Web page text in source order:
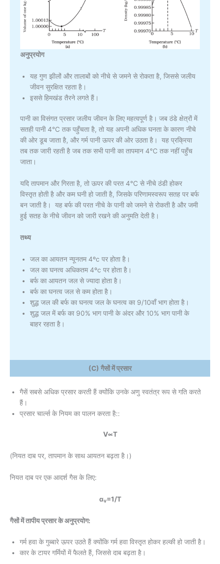
अनुप्रयोग
यह गुण झीलों और तालाबों को नीचे से जमने से रोकता है, जिससे जलीय
जीवन सुरक्षित रहता है।
इससे हिमखंड तैरने लगते हैं।
पानी का विसंगत प्रसार जलीय जीवन के लिए महत्वपूर्ण है। जब ठंडे क्षेत्रों में
सतही पानी 4°C तक पहुँचता है, तो यह अपनी अधिक घनता के कारण नीचे
की ओर डूब जाता है, और गर्म पानी ऊपर की ओर उठता है। यह प्रक्रिया
तब तक जारी रहती है जब तक सभी पानी का तापमान 4°C तक नहीं पहुँच
जाता।
यदि तापमान और गिरता है, तो ऊपर की परत 4°C से नीचे ठंडी होकर
विस्तृत होती है और कम घनी हो जाती है, जिसके परिणामस्वरूप सतह पर बर्फ
बन जाती है। यह बर्फ की परत नीचे के पानी को जमने से रोकती है और जमी
हुई सतह के नीचे जीवन को जारी रखने की अनुमति देती है।
तथ्य
जल का आयतन न्यूनतम 4ºc पर होता है।
जल का घनत्व अधिकतम 4ºc पर होता है।
बर्फ का आयतन जल से ज्यादा होता है।
बर्फ का घनत्व जल से कम होता है।
शुद्ध जल की बर्फ का घनत्व जल के घनत्व का 9/10वाँ भाग होता है।
शुद्ध जल में बर्फ का 90% भाग पानी के अंदर और 10% भाग पानी के
बाहर रहता है।
(C) गैसों में प्रसार
गैसें सबसे अधिक प्रसार करती हैं क्योंकि उनके अणु स्वतंत्र रूप से गति करते
हैं।
प्रसार चार्ल्स के नियम का पालन करता है::
V∝T
(नियत दाब पर, तापमान के साथ आयतन बढ़ता है।)
नियत दाब पर एक आदर्श गैस के लिए:
αv=1/T
गैसों में तापीय प्रसार के अनुप्रयोग:
गर्म हवा के गुब्बारे ऊपर उठते हैं क्योंकि गर्म हवा विस्तृत होकर हल्की हो जाती है।
कार के टायर गर्मियों में फैलते हैं, जिससे दाब बढ़ता है।